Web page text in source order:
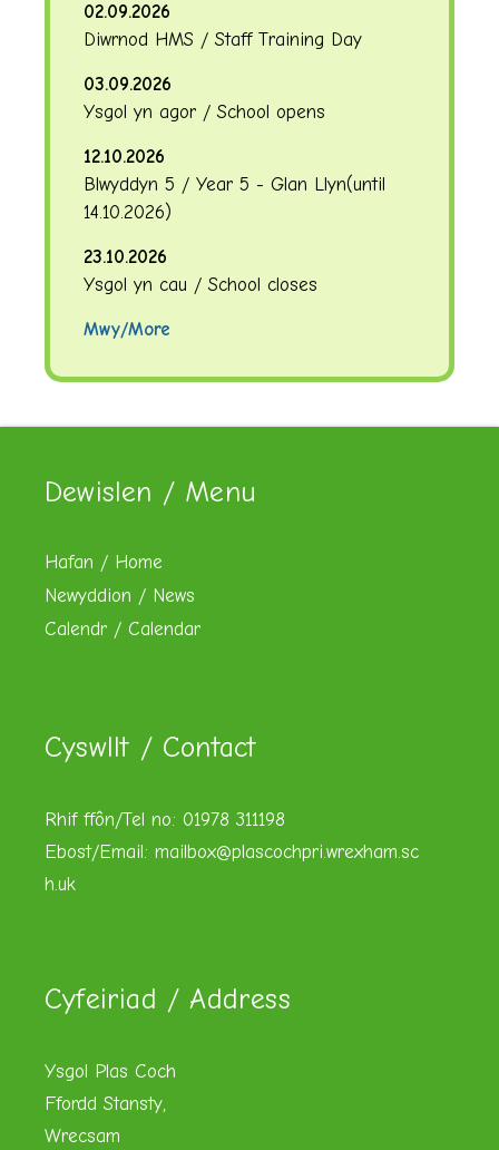
02.09.2026
Diwrnod HMS / Staff Training Day
03.09.2026
Ysgol yn agor / School opens
12.10.2026
Blwyddyn 5 / Year 5 - Glan Llyn(until
14.10.2026)
23.10.2026
Ysgol yn cau / School closes
Mwy/More
Dewislen / Menu
Hafan / Home
Newyddion / News
Calendr / Calendar
Cyswllt / Contact
Rhif ffôn/Tel no: 01978 311198
Ebost/Email: mailbox@plascochpri.wrexham.sc
h.uk
Cyfeiriad / Address
Ysgol Plas Coch
Ffordd Stansty,
Wrecsam